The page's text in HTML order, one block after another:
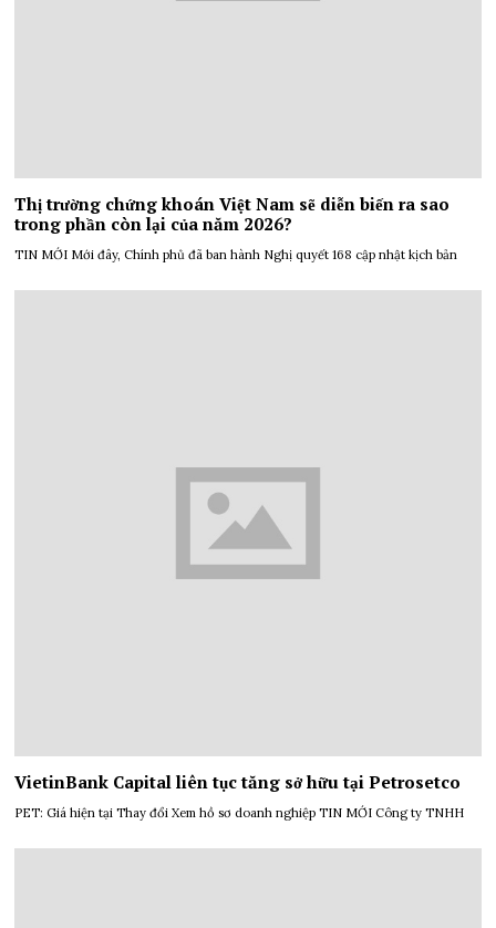
Thị trường chứng khoán Việt Nam sẽ diễn biến ra sao
trong phần còn lại của năm 2026?
TIN MỚI Mới đây, Chính phủ đã ban hành Nghị quyết 168 cập nhật kịch bản
VietinBank Capital liên tục tăng sở hữu tại Petrosetco
PET: Giá hiện tại Thay đổi Xem hồ sơ doanh nghiệp TIN MỚI Công ty TNHH